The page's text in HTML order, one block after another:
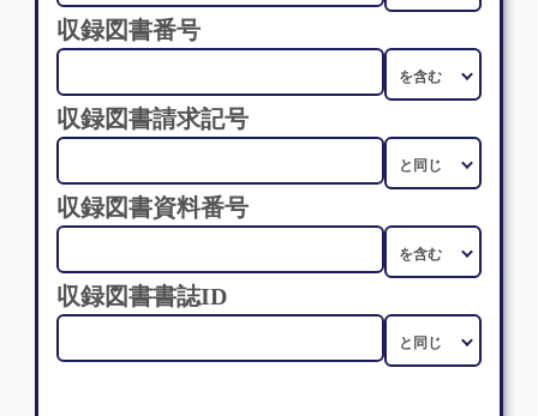
収録図書番号
収録図書請求記号
収録図書資料番号
収録図書書誌ID